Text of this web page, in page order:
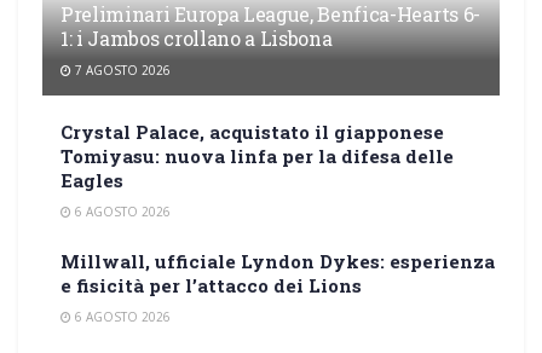
Preliminari Europa League, Benfica-Hearts 6-
1: i Jambos crollano a Lisbona
7 AGOSTO 2026
Crystal Palace, acquistato il giapponese
Tomiyasu: nuova linfa per la difesa delle
Eagles
6 AGOSTO 2026
Millwall, ufficiale Lyndon Dykes: esperienza
e fisicità per l’attacco dei Lions
6 AGOSTO 2026